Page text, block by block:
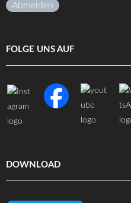
Abmelden
FOLGE UNS AUF
DOWNLOAD